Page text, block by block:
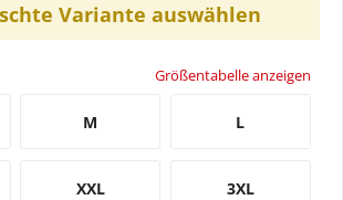
Variante auswählen
Größentabelle anzeigen
M L
XXL 3XL